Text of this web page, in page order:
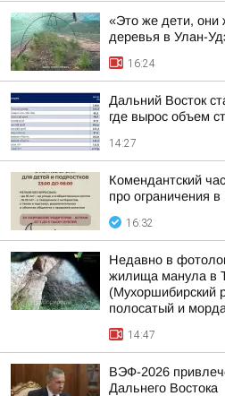
«Это же дети, они
деревья в Улан-
16:24
Дальний Восток
где вырос объем
14:27
Комендантский
про ограничения
16:32
Недавно в
жилища манула в
(Мухоршибирский
полосатый и
14:47
ВЭФ-2026
Дальнего Востока